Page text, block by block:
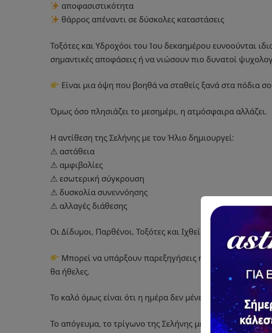
αποφασιστικότητα
θάρρος απέναντι σε δύσκολες καταστάσεις
Τοξότες και Υδροχόοι του 1ου δεκαημέρου ευνοούνται
σημαντικές αποφάσεις ή να νιώσουν πιο δυνατοί
Είναι μια όψη που βοηθά να σταθείς ξανά στα πόδια
Όμως όσο πλησιάζει το μεσημέρι, η ατμόσφαιρα αλλάζει.
Η αντίθεση της Σελήνης με τον Ήλιο δημιουργεί:
⚠ αστάθεια
⚠ αμφιβολίες
⚠ εσωτερική σύγκρουση
⚠ δυσκολία συνεννόησης
⚠ αλλαγές διάθεσης
Οι Δίδυμοι, Παρθένοι, Τοξότες και Ιχθείς του 1ου
Μπορεί να υπάρξουν παρεξηγήσεις ή αίσθηση ότι οι
θα ήθελες.
Το καλό όμως είναι ότι η ημέρα δεν μένει εκεί.
Το απόγευμα, το τρίγωνο της Σελήνης με τον Κρόνο